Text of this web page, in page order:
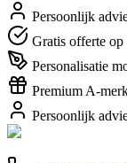
Persoonlijk
Gratis offerte op
Personalisatie
Premium A-
Persoonlijk